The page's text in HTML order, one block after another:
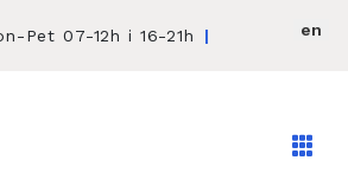
Pet 07-12h i 16-21h | en